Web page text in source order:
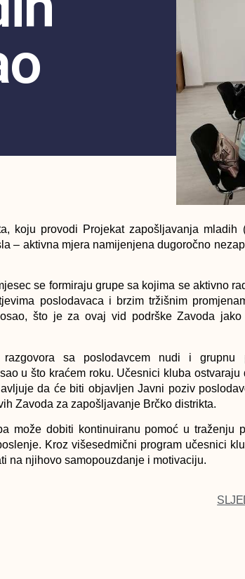
koju provodi Projekat zapošljavanja mladih
– aktivna mjera namijenjena dugoročno
se formiraju grupe sa kojima se aktivno
poslodavaca i brzim tržišnim
što je za ovaj vid podrške Zavoda
sa poslodavcem nudi i grupnu
u što kraćem roku. Učesnici kluba ostvaraju
da će biti objavljen Javni poziv
Zavoda za zapošljavanje Brčko distrikta.
može dobiti kontinuiranu pomoć u traženju
Kroz višesedmični program učesnici
na njihovo samopouzdanje i motivaciju.